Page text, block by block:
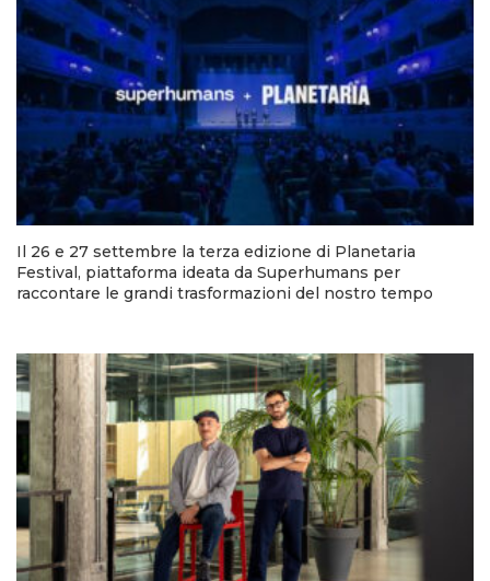
Il 26 e 27 settembre la terza edizione di Planetaria
Festival, piattaforma ideata da Superhumans per
raccontare le grandi trasformazioni del nostro tempo